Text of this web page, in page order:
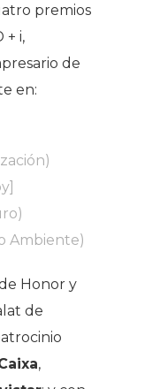
premios
+ i,
de
en:
Ambiente)
Honor y
de
,